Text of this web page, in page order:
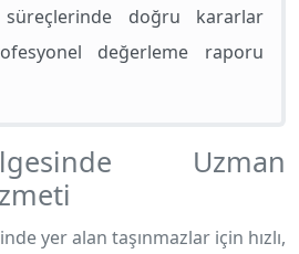
doğru kararlar
değerleme raporu
Uzman
yer alan taşınmazlar için hızlı,